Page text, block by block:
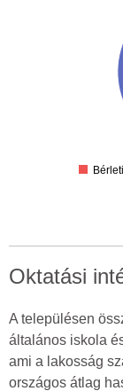
Oktatási
A településen
általános iskola
ami a lakosság
országos átlag